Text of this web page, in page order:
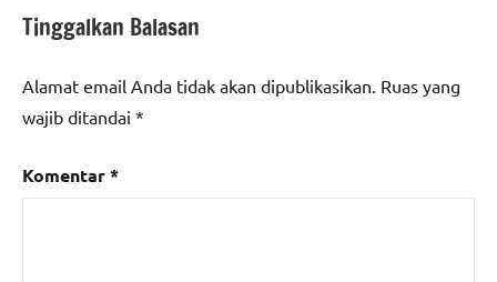
Tinggalkan Balasan
Alamat email Anda tidak akan dipublikasikan. Ruas yang
wajib ditandai *
Komentar*